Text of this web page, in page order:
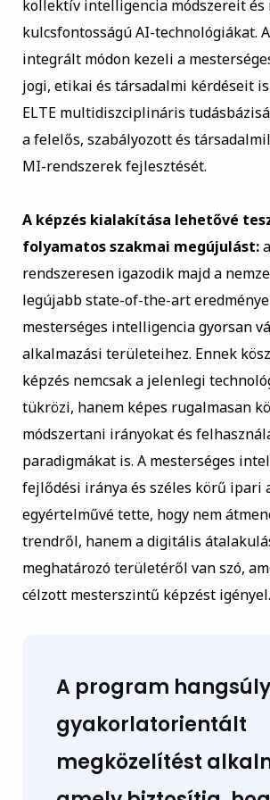
kollektív intelligencia módszereit és
kulcsfontosságú AI-technológiákat.
integrált módon kezeli a
jogi, etikai és társadalmi kérdéseit
ELTE multidiszciplináris
a felelős, szabályozott és
MI-rendszerek fejlesztését.
A képzés kialakítása lehetővé
folyamatos szakmai megújulást:
rendszeresen igazodik majd a
legújabb state-of-the-art
mesterséges intelligencia gyorsan
alkalmazási területeihez. Ennek
képzés nemcsak a jelenlegi
tükrözi, hanem képes rugalmasan
módszertani irányokat és
paradigmákat is. A mesterséges
fejlődési iránya és széles körű ipari
egyértelművé tette, hogy nem
trendről, hanem a digitális
meghatározó területéről van szó,
célzott mesterszintű képzést igényel.
A program
gyakorlatorientált
megközelítést